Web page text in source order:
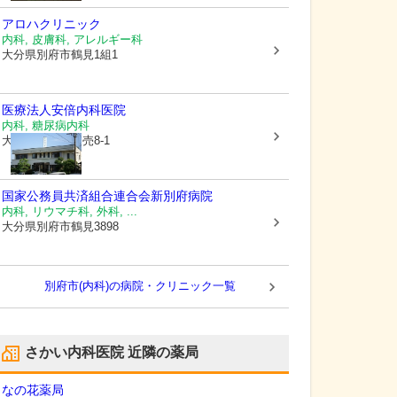
アロハクリニック
内科, 皮膚科, アレルギー科
大分県別府市鶴見1組1
医療法人安倍内科医院
内科, 糖尿病内科
大分県別府市火売8-1
国家公務員共済組合連合会新別府病院
内科, リウマチ科, 外科, ...
大分県別府市鶴見3898
別府市(内科)の病院・クリニック一覧
さかい内科医院近隣の薬局
なの花薬局